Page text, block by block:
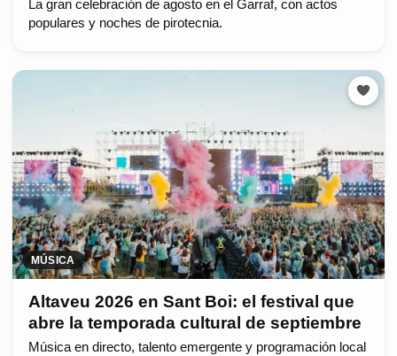
La gran celebración de agosto en el Garraf, con actos
populares y noches de pirotecnia.
MÚSICA
Altaveu 2026 en Sant Boi: el festival que
abre la temporada cultural de septiembre
Música en directo, talento emergente y programación local